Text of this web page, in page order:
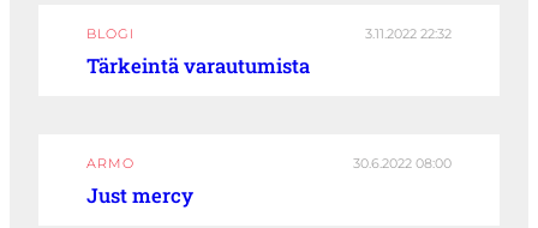
BLOGI 3.11.2022 22:32
Tärkeintä varautumista
ARMO 30.6.2022 08:00
Just mercy